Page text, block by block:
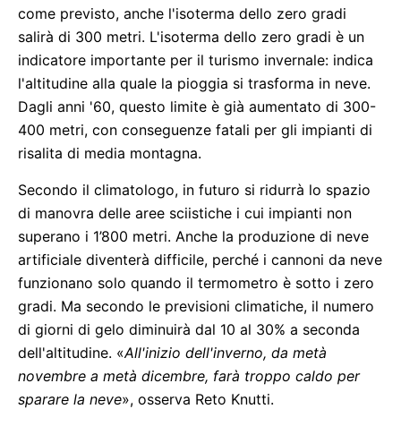
come previsto, anche l'isoterma dello zero gradi
salirà di 300 metri. L'isoterma dello zero gradi è un
indicatore importante per il turismo invernale: indica
l'altitudine alla quale la pioggia si trasforma in neve.
Dagli anni '60, questo limite è già aumentato di 300-
400 metri, con conseguenze fatali per gli impianti di
risalita di media montagna.
Secondo il climatologo, in futuro si ridurrà lo spazio
di manovra delle aree sciistiche i cui impianti non
superano i 1’800 metri. Anche la produzione di neve
artificiale diventerà difficile, perché i cannoni da neve
funzionano solo quando il termometro è sotto i zero
gradi. Ma secondo le previsioni climatiche, il numero
di giorni di gelo diminuirà dal 10 al 30% a seconda
dell'altitudine. «All'inizio dell'inverno, da metà
novembre a metà dicembre, farà troppo caldo per
sparare la neve», osserva Reto Knutti.